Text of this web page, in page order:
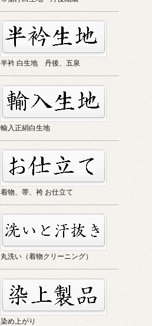
半衿 白生地 丹後、五泉
輸入正絹白生地
着物、帯、袴 お仕立て
丸洗い（着物クリーニング）
染め上がり